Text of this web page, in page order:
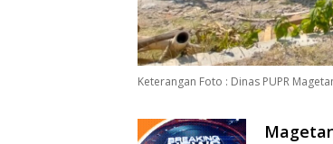
Keterangan Foto : Dinas PUPR